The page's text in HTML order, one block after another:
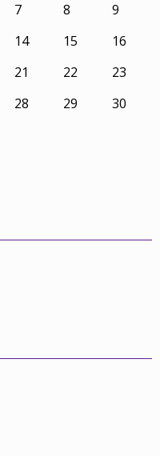
7 8
9
14 15
16
21 22
23
28 29
30